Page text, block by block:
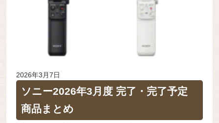
2026年3月7日
ソニー2026年3月度 完了・完了予定
商品まとめ